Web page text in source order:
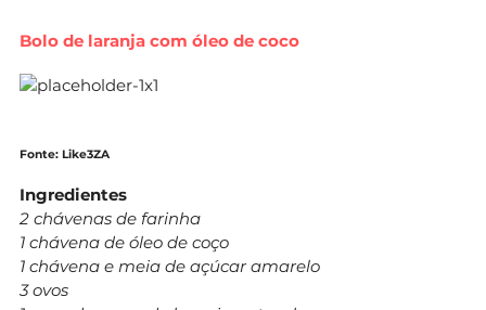
Bolo de laranja com óleo de coco
Fonte: Like3ZA
Ingredientes
2 chávenas de farinha
1 chávena de óleo de coço
1 chávena e meia de açúcar amarelo
3 ovos